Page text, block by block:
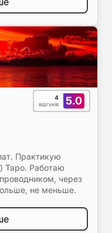
5.0
4
відгуків
Практикую
Таро. Работаю
через
не меньше.